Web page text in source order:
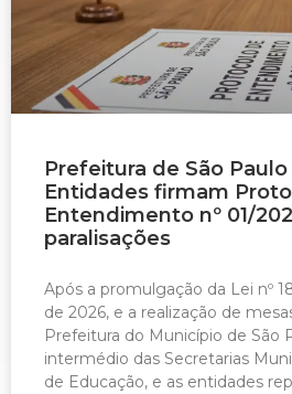
Prefeitura de São
Entidades firmam
Entendimento nº 01/
paralisações
Após a promulgação da Lei nº
de 2026, e a realização de
Prefeitura do Município de São
intermédio das Secretarias
de Educação, e as entidades